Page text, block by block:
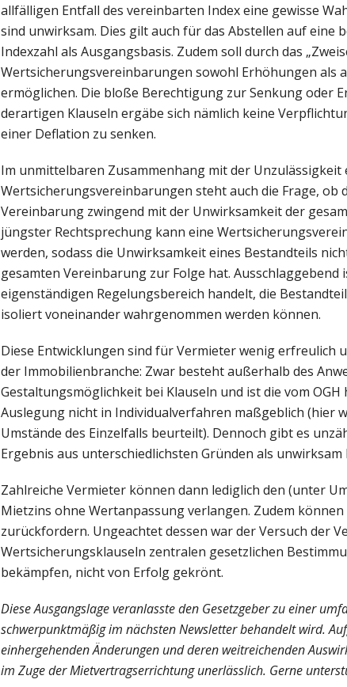
allfälligen Entfall des vereinbarten Index eine gewisse
sind unwirksam. Dies gilt auch für das Abstellen auf eine
Indexzahl als Ausgangsbasis. Zudem soll durch das
Wertsicherungsvereinbarungen sowohl Erhöhungen als
ermöglichen. Die bloße Berechtigung zur Senkung oder
derartigen Klauseln ergäbe sich nämlich keine
einer Deflation zu senken.
Im unmittelbaren Zusammenhang mit der Unzulässigkeit
Wertsicherungsvereinbarungen steht auch die Frage, ob
Vereinbarung zwingend mit der Unwirksamkeit der
jüngster Rechtsprechung kann eine
werden, sodass die Unwirksamkeit eines Bestandteils
gesamten Vereinbarung zur Folge hat.
eigenständigen Regelungsbereich handelt, die
isoliert voneinander wahrgenommen werden können.
Diese Entwicklungen sind für Vermieter wenig erfreulich
der Immobilienbranche: Zwar besteht außerhalb des
Gestaltungsmöglichkeit bei Klauseln und ist die vom
Auslegung nicht in Individualverfahren maßgeblich (hier
Umstände des Einzelfalls beurteilt). Dennoch gibt es
Ergebnis aus unterschiedlichsten Gründen als
Zahlreiche Vermieter können dann lediglich den (unter
Mietzins ohne Wertanpassung verlangen. Zudem
zurückfordern. Ungeachtet dessen war der Versuch der
Wertsicherungsklauseln zentralen gesetzlichen
bekämpfen, nicht von Erfolg gekrönt.
Diese Ausgangslage veranlasste den Gesetzgeber zu einer
schwerpunktmäßig im nächsten Newsletter behandelt wird.
einhergehenden Änderungen und deren weitreichenden
im Zuge der Mietvertragserrichtung unerlässlich. Gerne